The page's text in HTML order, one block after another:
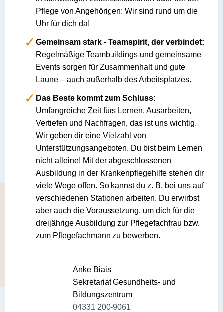
Pflege von Angehörigen: Wir sind rund um die
Uhr für dich da!
Gemeinsam stark - Teamspirit, der verbindet:
Regelmäßige Teambuildings und gemeinsame
Events sorgen für Zusammenhalt und gute
Laune – auch außerhalb des Arbeitsplatzes.
Das Beste kommt zum Schluss:
Umfangreiche Zeit fürs Lernen, Ausarbeiten,
Vertiefen und Nachfragen, das ist uns wichtig.
Wir geben dir eine Vielzahl von
Unterstützungsangeboten. Du bist beim Lernen
nicht alleine! Mit der abgeschlossenen
Ausbildung in der Krankenpflegehilfe stehen dir
viele Wege offen. So kannst du z. B. bei uns auf
verschiedenen Stationen arbeiten. Du erwirbst
aber auch die Voraussetzung, um dich für die
dreijährige Ausbildung zur Pflegefachfrau bzw.
zum Pflegefachmann zu bewerben.
Anke Biais
Sekretariat Gesundheits- und
Bildungszentrum
04331 200-9061